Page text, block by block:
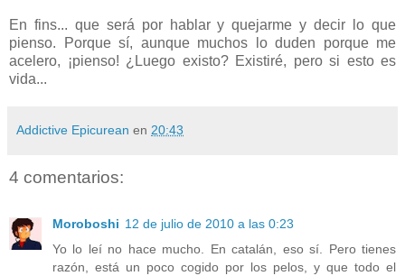
En fins... que será por hablar y quejarme y decir lo que
pienso. Porque sí, aunque muchos lo duden porque me
acelero, ¡pienso! ¿Luego existo? Existiré, pero si esto es
vida...
Addictive Epicurean en 20:43
4 comentarios:
Moroboshi 12 de julio de 2010 a las 0:23
Yo lo leí no hace mucho. En catalán, eso sí. Pero tienes
razón, está un poco cogido por los pelos, y que todo el